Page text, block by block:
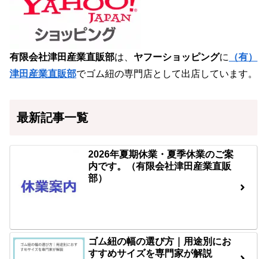
有限会社津田産業直販部は、 ヤフーショッピングに
（有）
津田産業直販部でゴム紐の専門店として出店しています。
最新記事一覧
2026年夏期休業・夏季休業のご案
内です。（有限会社津田産業直販
部）
ゴム紐の幅の選び方｜用途別にお
すすめサイズを専門家が解説